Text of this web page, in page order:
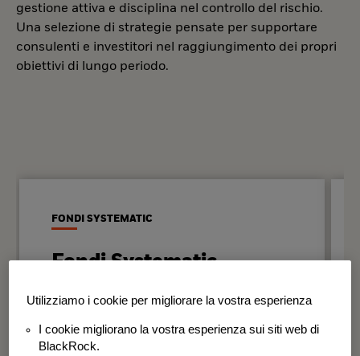
gestione attiva e disciplina nel controllo del rischio.
Una selezione di strategie pensate per supportare
consulenti e investitori nel raggiungimento dei propri
obiettivi di lungo periodo.
FONDI SYSTEMATIC
Fondi Systematic
Strategie quantitative basate sui dati
disciplinato e coerente nel tempo.
Utilizziamo i cookie per migliorare la vostra esperienza
I cookie migliorano la vostra esperienza sui siti web di
BlackRock.